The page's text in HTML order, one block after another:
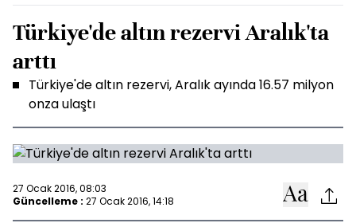
Türkiye'de altın rezervi Aralık'ta
arttı
Türkiye'de altın rezervi, Aralık ayında 16.57 milyon
onza ulaştı
27 Ocak 2016, 08:03
Güncelleme : 27 Ocak 2016, 14:18